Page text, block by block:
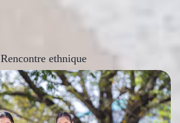
Rencontre ethnique